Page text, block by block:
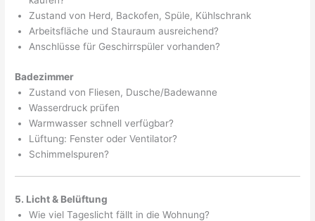
Zustand von Herd, Backofen, Spüle, Kühlschrank
Arbeitsfläche und Stauraum ausreichend?
Anschlüsse für Geschirrspüler vorhanden?
Badezimmer
Zustand von Fliesen, Dusche/Badewanne
Wasserdruck prüfen
Warmwasser schnell verfügbar?
Lüftung: Fenster oder Ventilator?
Schimmelspuren?
5. Licht & Belüftung
Wie viel Tageslicht fällt in die Wohnung?